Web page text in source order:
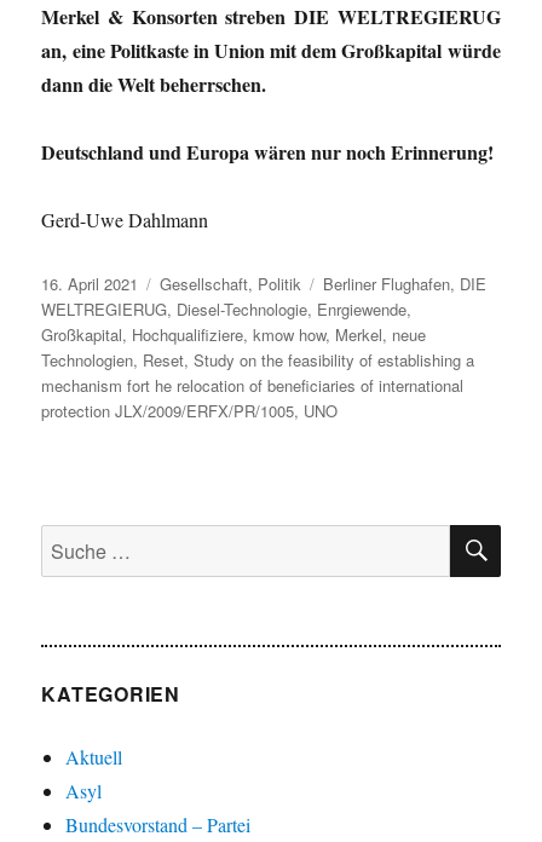
Merkel & Konsorten streben DIE WELTREGIERUG
an, eine Politkaste in Union mit dem Großkapital würde
dann die Welt beherrschen.
Deutschland und Europa wären nur noch Erinnerung!
Gerd-Uwe Dahlmann
Veröffentlicht
am
16. April 2021 Kategorien
Gesellschaft, Politik Schlagwörter
Berliner Flughafen, DIE
WELTREGIERUG, Diesel-Technologie, Enrgiewende,
Großkapital, Hochqualifiziere,kmow how, Merkel, neue
Technologien, Reset,Study on the feasibility of establishing a
mechanism fort he relocation of beneficiaries of international
protection JLX/2009/ERFX/PR/1005, UNO
Suche
nach:
KATEGORIEN
Aktuell
Asyl
Bundesvorstand – Partei